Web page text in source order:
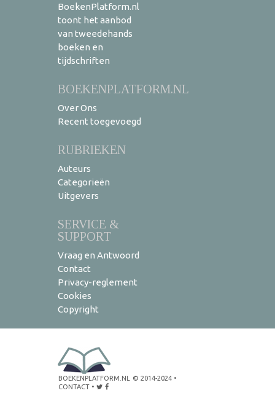
BoekenPlatform.nl
toont het aanbod
van tweedehands
boeken en
tijdschriften
BOEKENPLATFORM.NL
Over Ons
Recent toegevoegd
RUBRIEKEN
Auteurs
Categorieën
Uitgevers
SERVICE &
SUPPORT
Vraag en Antwoord
Contact
Privacy-reglement
Cookies
Copyright
BOEKENPLATFORM.NL © 2014-2024 •
CONTACT •